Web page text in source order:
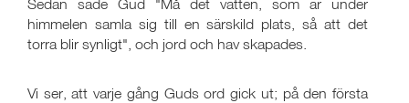
Sedan sade Gud "Må det vatten, som är under
himmelen samla sig till en särskild plats, så att det
torra blir synligt", och jord och hav skapades.
Vi ser, att varje gång Guds ord gick ut; på den första